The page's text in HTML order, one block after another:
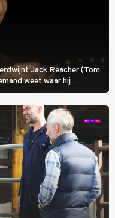
Jack Reacher (Tom
weet waar hij
Barr naar hem vraagt.